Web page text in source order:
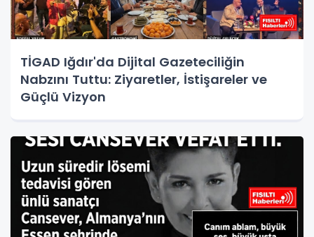
TİGAD Iğdır'da Dijital Gazeteciliğin
Nabzını Tuttu: Ziyaretler, İstişareler ve
Güçlü Vizyon